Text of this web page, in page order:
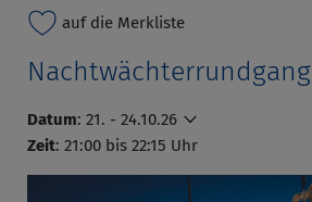
auf die Merkliste
Nachtwächterrundgang
Datum: 21. - 24.10.26
Zeit: 21:00 bis 22:15 Uhr